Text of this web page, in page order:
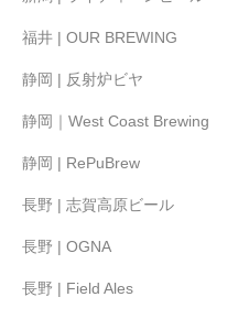
福井 | OUR BREWING
静岡 | 反射炉ビヤ
静岡｜West Coast Brewing
静岡 | RePuBrew
長野 | 志賀高原ビール
長野 | OGNA
長野 | Field Ales